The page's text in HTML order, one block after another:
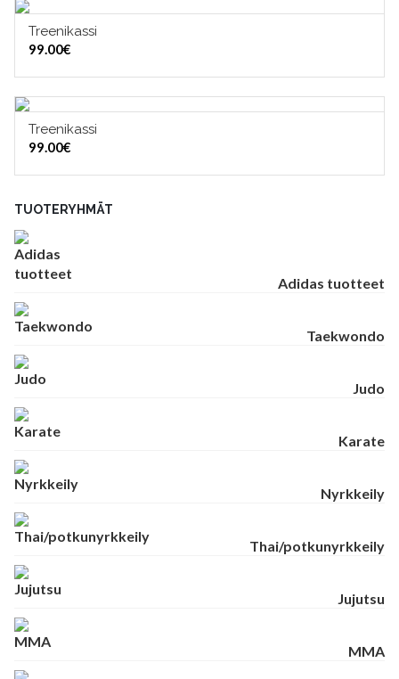
Treenikassi
99.00€
Treenikassi
99.00€
TUOTERYHMÄT
Adidas tuotteet
Taekwondo
Judo
Karate
Nyrkkeily
Thai/potkunyrkkeily
Jujutsu
MMA